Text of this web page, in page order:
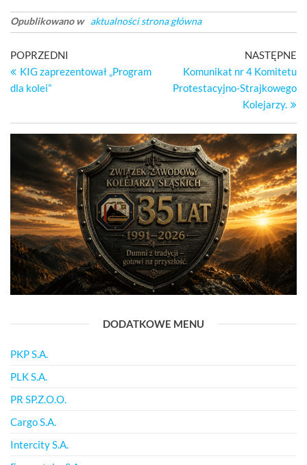
Opublikowano w aktualności strona główna
Nawigacja
wpisu
Poprzedni
wpis
POPRZEDNI
KIG zaprezentował „Program
dla kolei”
NASTĘPNE
Komunikat nr 4 Komitetu
Protestacyjno-Strajkowego
Kolejarzy.
DODATKOWE MENU
PKP S.A.
PLK S.A.
PR SP.Z.O.O.
Cargo S.A.
Intercity S.A.